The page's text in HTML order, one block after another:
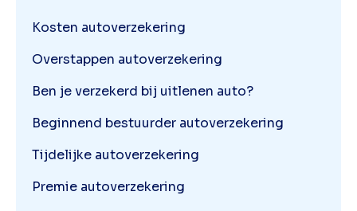
Kosten autoverzekering
Overstappen autoverzekering
Ben je verzekerd bij uitlenen auto?
Beginnend bestuurder autoverzekering
Tijdelijke autoverzekering
Premie autoverzekering